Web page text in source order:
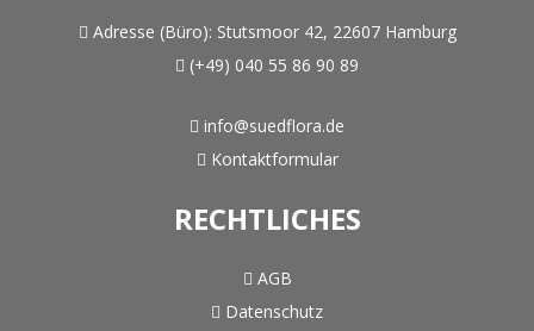
Adresse (Büro): Stutsmoor 42, 22607 Hamburg
(+49) 040 55 86 90 89
info@suedflora.de
Kontaktformular
RECHTLICHES
AGB
Datenschutz